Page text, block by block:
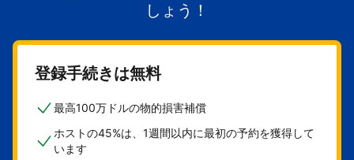
しょう！
登録手続きは無料
最高100万ドルの物的損害補償
ホストの45%は、1週間以内に最初の予約を獲得して
います